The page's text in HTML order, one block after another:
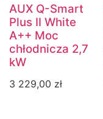
AUX Q-Smart
Plus II White
A++ Moc
chłodnicza 2,7
kW
3 229,00 zł